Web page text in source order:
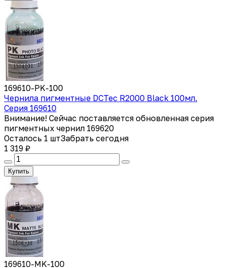
169610-PK-100
Чернила пигментные DCTec R2000 Black 100мл.
Серия 169610
Внимание! Сейчас поставляется обновленная серия
пигментных чернил 169620
Осталось 1 штЗабрать сегодня
1 319 ₽
Купить
169610-MK-100